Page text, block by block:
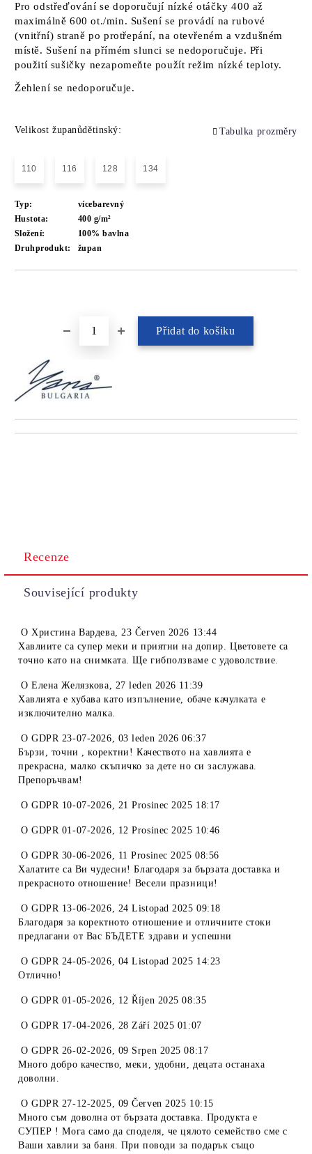
Pro odstřeďování se doporučují nízké otáčky 400 až
maximálně 600 ot./min. Sušení se provádí na rubové
(vnitřní) straně po protřepání, na otevřeném a vzdušném
místě. Sušení na přímém slunci se nedoporučuje. Při
použití sušičky nezapomeňte použít režim nízké teploty.
Žehlení se nedoporučuje.
Velikost županůdětinský: Tabulka prozměry
110 116 128 134
Typ:
vícebarevný
Hustota:
400 g/m²
Složení:
100% bavlna
Druhprodukt:
župan
Recenze
Související produkty
OХристина Вардева,23 Červen 2026 13:44
Хавлиите са супер меки и приятни на допир. Цветовете са
точно като на снимката. Ще гибползваме с удоволствие.
OЕлена Желязкова, 27 leden 2026 11:39
Хавлията е хубава като изпълнение, обаче качулката е
изключително малка.
OGDPR 23-07-2026, 03 leden 2026 06:37
Бързи, точни , коректни! Качеството на хавлията е
прекрасна, малко скъпичко за дете но си заслужава.
Препоръчвам!
OGDPR 10-07-2026, 21 Prosinec 2025 18:17
OGDPR 01-07-2026, 12 Prosinec 2025 10:46
OGDPR 30-06-2026, 11 Prosinec 2025 08:56
Халатите са Ви чудесни! Благодаря за бързата доставка и
прекрасното отношение! Весели празници!
OGDPR 13-06-2026, 24 Listopad 2025 09:18
Благодаря за коректното отношение и отличните стоки
предлагани от Вас БЪДЕТЕ здрави и успешни
OGDPR 24-05-2026, 04 Listopad 2025 14:23
Отлично!
OGDPR 01-05-2026, 12 Říjen 2025 08:35
OGDPR 17-04-2026, 28 Září 2025 01:07
OGDPR 26-02-2026, 09 Srpen 2025 08:17
Много добро качество, меки, удобни, децата останаха
доволни.
OGDPR 27-12-2025, 09 Červen 2025 10:15
Много съм доволна от бързата доставка. Продукта е
СУПЕР ! Мога само да споделя, че цялото семейство сме с
Ваши хавлии за баня. При поводи за подарък също